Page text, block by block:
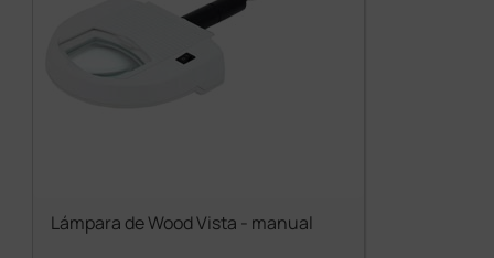
Lámpara de Wood Vista - manual